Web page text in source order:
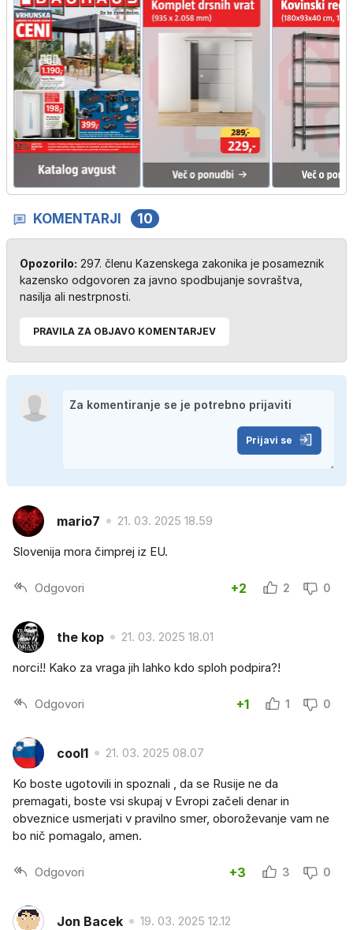
KOMENTARJI 10
Opozorilo: 297. členu Kazenskega zakonika je posameznik
kazensko odgovoren za javno spodbujanje sovraštva,
nasilja ali nestrpnosti.
PRAVILA ZA OBJAVO KOMENTARJEV
Prijavi se
mario7 21. 03. 2025 18.59
Slovenija mora čimprej iz EU.
Odgovori +2 2 0
the kop 21. 03. 2025 18.01
norci!! Kako za vraga jih lahko kdo sploh podpira?!
Odgovori +1 1 0
cool1 21. 03. 2025 08.07
Ko boste ugotovili in spoznali , da se Rusije ne da
premagati, boste vsi skupaj v Evropi začeli denar in
obveznice usmerjati v pravilno smer, oboroževanje vam ne
bo nič pomagalo, amen.
Odgovori +3 3 0
Jon Bacek 19. 03. 2025 12.12